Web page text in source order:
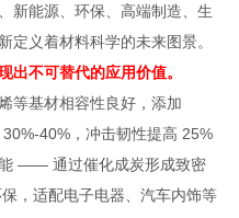
新能源、环保、高端制造、生
定义着材料科学的未来图景。
出不可替代的应用价值。
等基材相容性良好，添加
40%，冲击韧性提高 25%
—— 通过催化成炭形成致密
，适配电子电器、汽车内饰等